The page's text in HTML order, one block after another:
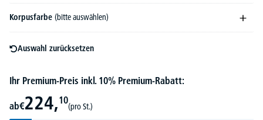
Korpusfarbe (bitte auswählen)
Auswahl zurücksetzen
Ihr Premium-Preis inkl. 10% Premium-Rabatt:
ab€224,10
(pro St.)